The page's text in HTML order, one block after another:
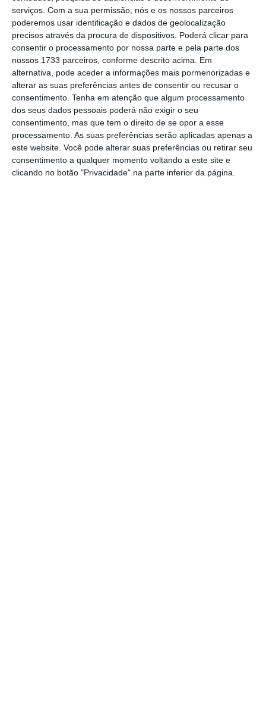
serviços. Com a sua permissão, nós e os nossos parceiros
poderemos usar identificação e dados de geolocalização
precisos através da procura de dispositivos. Poderá clicar para
consentir o processamento por nossa parte e pela parte dos
nossos 1733 parceiros, conforme descrito acima. Em
alternativa, pode aceder a informações mais pormenorizadas e
alterar as suas preferências antes de consentir ou recusar o
consentimento. Tenha em atenção que algum processamento
dos seus dados pessoais poderá não exigir o seu
consentimento, mas que tem o direito de se opor a esse
processamento. As suas preferências serão aplicadas apenas a
este website. Você pode alterar suas preferências ou retirar seu
consentimento a qualquer momento voltando a este site e
clicando no botão "Privacidade" na parte inferior da página.
Ricardo Mendes
Presidente executivo da Tekever
Da carga em terra para a vigilância no mar
passamos para aTekever, atualmente com
mais de 300 funcionários. Em 2023, a empresa
que constrói drones para o mercado europeu
quer “manter ou acelerar o ritmo de
contratações“, depois do crescimento de mais